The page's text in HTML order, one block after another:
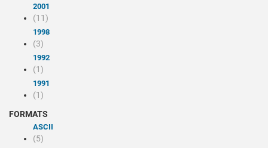
2001
(11)
1998
(3)
1992
(1)
1991
(1)
FORMATS
ASCII
(5)